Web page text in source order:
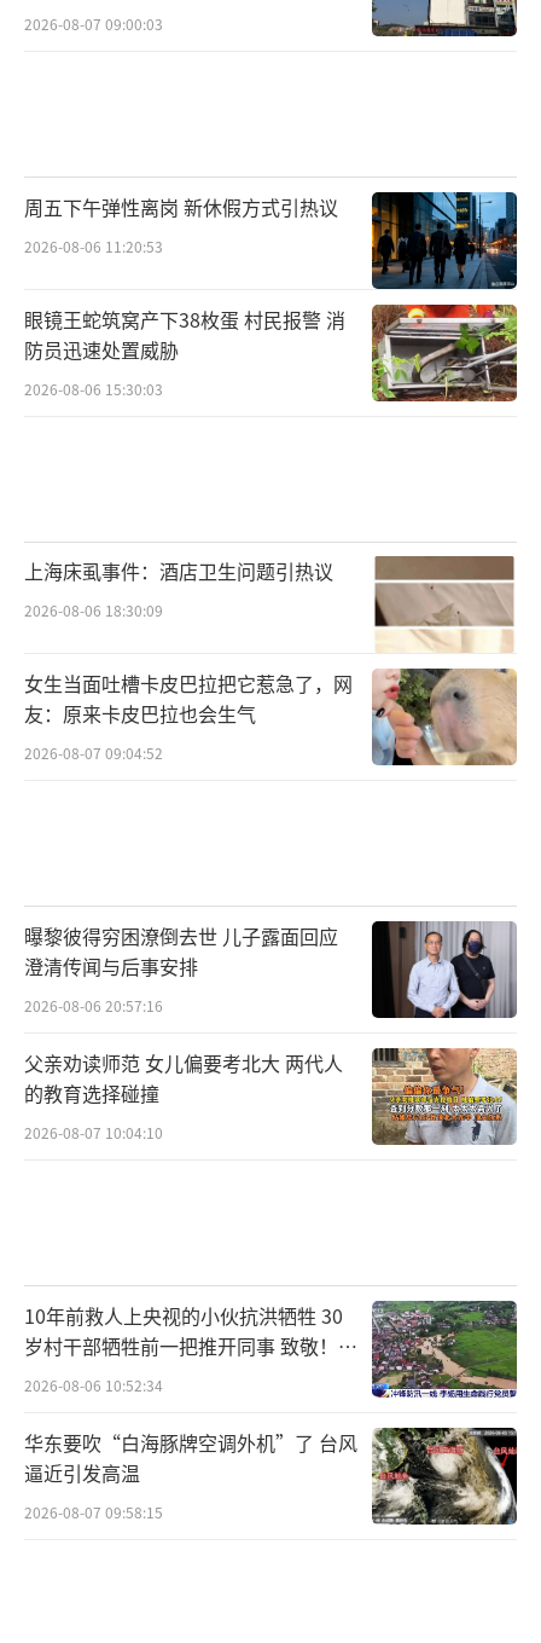
2026-08-07 09:00:03
周五下午弹性离岗 新休假方式引热议
2026-08-06 11:20:53
眼镜王蛇筑窝产下38枚蛋 村民报警 消
防员迅速处置威胁
2026-08-06 15:30:03
上海床虱事件：酒店卫生问题引热议
2026-08-06 18:30:09
女生当面吐槽卡皮巴拉把它惹急了，网
友：原来卡皮巴拉也会生气
2026-08-07 09:04:52
曝黎彼得穷困潦倒去世 儿子露面回应
澄清传闻与后事安排
2026-08-06 20:57:16
父亲劝读师范 女儿偏要考北大 两代人
的教育选择碰撞
2026-08-07 10:04:10
10年前救人上央视的小伙抗洪牺牲 30
岁村干部牺牲前一把推开同事 致敬！送
别！
2026-08-06 10:52:34
华东要吹“白海豚牌空调外机”了 台风
逼近引发高温
2026-08-07 09:58:15